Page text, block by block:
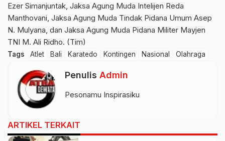
Ezer Simanjuntak, Jaksa Agung Muda Intelijen Reda
Manthovani, Jaksa Agung Muda Tindak Pidana Umum Asep
N. Mulyana, dan Jaksa Agung Muda Pidana Militer Mayjen
TNI M. Ali Ridho. (Tim)
Tags Atlet Bali Karatedo Kontingen Nasional Olahraga
Penulis Admin
Pesonamu Inspirasiku
ARTIKEL TERKAIT